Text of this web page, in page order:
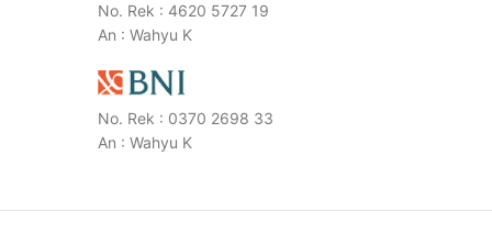
No. Rek : 4620 5727 19
An : Wahyu K
No. Rek : 0370 2698 33
An : Wahyu K